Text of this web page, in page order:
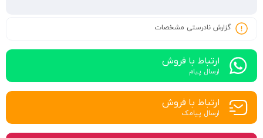
گزارش نادرستی مشخصات
ارتباط با فروش
ارسال پیام
ارتباط با فروش
ارسال پیامک